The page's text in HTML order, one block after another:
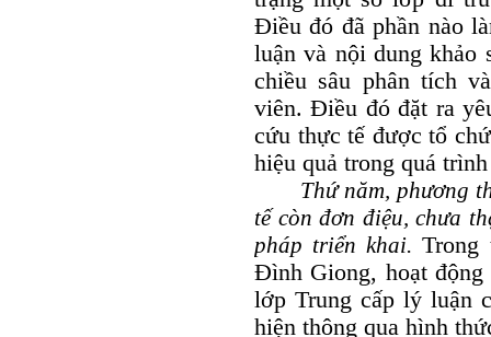
Điều đó đã phần nào
luận và nội dung khảo
chiều sâu phân tích
viên. Điều đó đặt ra
cứu thực tế được tổ
hiệu quả trong quá
Thứ năm, phương
tế còn đơn điệu, chưa
pháp triển khai. Trong
Đình Giong, hoạt
lớp Trung cấp lý luận
hiện thông qua hình